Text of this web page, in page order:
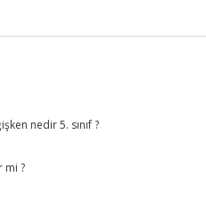
nedir 5. sınıf ?
mi ?